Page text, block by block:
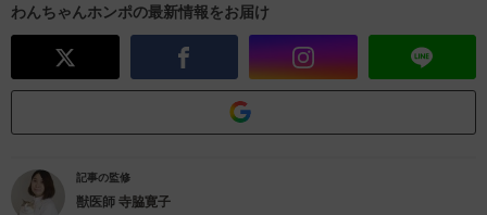
わんちゃんホンポの最新情報をお届け
記事の監修
獣医師 寺脇寛子